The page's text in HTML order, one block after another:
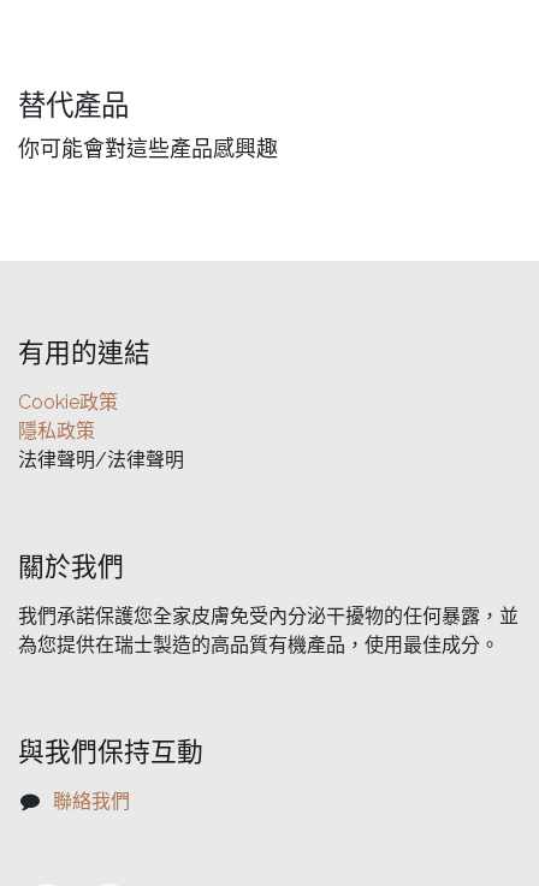
替代產品
你可能會對這些產品感興趣
有用的連結
Cookie政策
隱私政策
法律聲明/法律聲明
關於我們
我們承諾保護您全家皮膚免受內分泌干擾物的任何暴露，並
為您提供在瑞士製造的高品質有機產品，使用最佳成分。
與我們保持互動
聯絡我們